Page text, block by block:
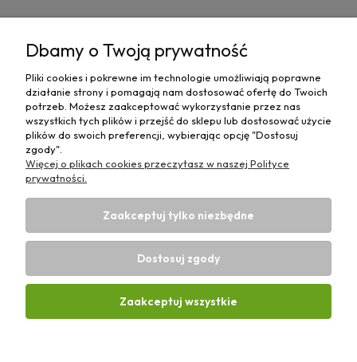
Moje konto
Płatności i dostawa
Informacje
O nas
Sklep rolniczy z częściami do maszyn E-ciągnik |
731 424 460| NIP: 5562573838 | REGON:
341257433
Dbamy o Twoją prywatność
Pliki cookies i pokrewne im technologie umożliwiają poprawne
działanie strony i pomagają nam dostosować ofertę do Twoich
potrzeb. Możesz zaakceptować wykorzystanie przez nas
wszystkich tych plików i przejść do sklepu lub dostosować użycie
plików do swoich preferencji, wybierając opcję "Dostosuj
zgody".
Więcej o plikach cookies przeczytasz w naszej Polityce
prywatności.
Zaakceptuj tylko niezbędne
Dostosuj zgody
Zaakceptuj wszystkie